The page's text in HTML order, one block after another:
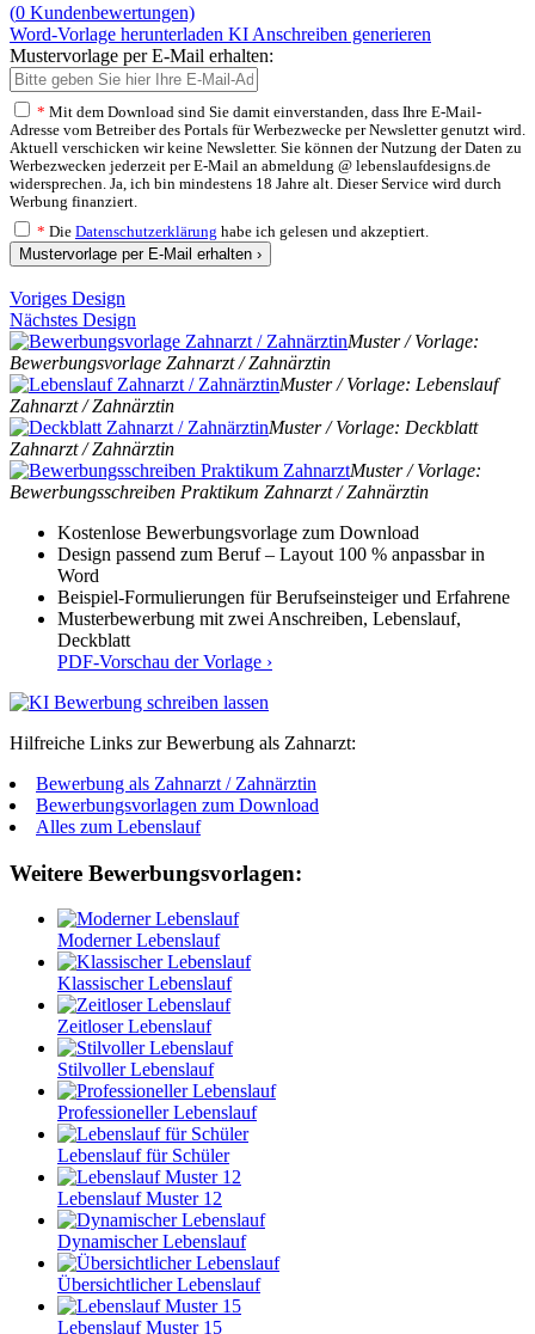
(0 Kundenbewertungen)
Word-Vorlage herunterladen KI Anschreiben generieren
Mustervorlage per E-Mail erhalten:
* Mit dem Download sind Sie damit einverstanden, dass Ihre E-Mail-
Adresse vom Betreiber des Portals für Werbezwecke per Newsletter genutzt wird.
Aktuell verschicken wir keine Newsletter. Sie können der Nutzung der Daten zu
Werbezwecken jederzeit per E-Mail an abmeldung @ lebenslaufdesigns.de
widersprechen. Ja, ich bin mindestens 18 Jahre alt. Dieser Service wird durch
Werbung finanziert.
* Die Datenschutzerklärung habe ich gelesen und akzeptiert.
Mustervorlage per E-Mail erhalten ›
Voriges Design
Nächstes Design
Muster / Vorlage:
Bewerbungsvorlage Zahnarzt / Zahnärztin
Muster / Vorlage: Lebenslauf
Zahnarzt / Zahnärztin
Muster / Vorlage: Deckblatt
Zahnarzt / Zahnärztin
Muster / Vorlage:
Bewerbungsschreiben Praktikum Zahnarzt / Zahnärztin
Kostenlose Bewerbungsvorlage zum Download
Design passend zum Beruf – Layout 100 % anpassbar in
Word
Beispiel-Formulierungen für Berufseinsteiger und Erfahrene
Musterbewerbung mit zwei Anschreiben, Lebenslauf,
Deckblatt
PDF-Vorschau der Vorlage ›
Hilfreiche Links zur Bewerbung als Zahnarzt:
Bewerbung als Zahnarzt / Zahnärztin
Bewerbungsvorlagen zum Download
Alles zum Lebenslauf
Weitere Bewerbungsvorlagen:
Moderner Lebenslauf
Klassischer Lebenslauf
Zeitloser Lebenslauf
Stilvoller Lebenslauf
Professioneller Lebenslauf
Lebenslauf für Schüler
Lebenslauf Muster 12
Dynamischer Lebenslauf
Übersichtlicher Lebenslauf
Lebenslauf Muster 15